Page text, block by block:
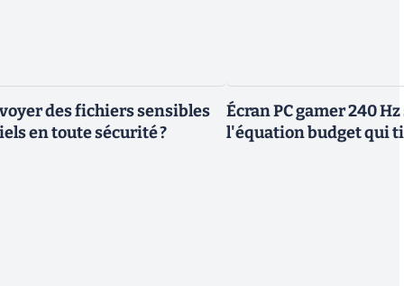
des fichiers sensibles
en toute sécurité ?
Écran PC gamer 240
l'équation budget qui